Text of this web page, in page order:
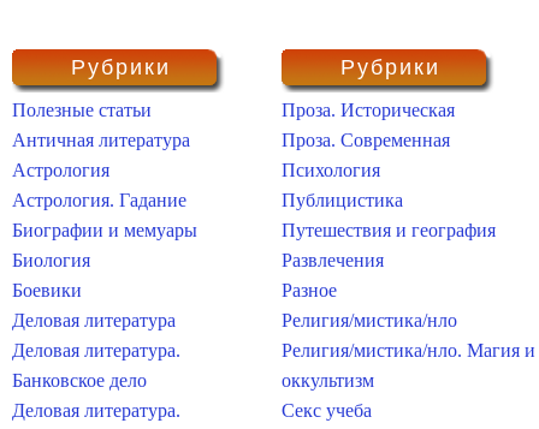
Рубрики
Полезные статьи
Античная литература
Астрология
Астрология. Гадание
Биографии и мемуары
Биология
Боевики
Деловая литература
Деловая литература.
Банковское дело
Деловая литература.
Рубрики
Проза. Историческая
Проза. Современная
Психология
Публицистика
Путешествия и география
Развлечения
Разное
Религия/мистика/нло
Религия/мистика/нло. Магия и
оккультизм
Секс учеба